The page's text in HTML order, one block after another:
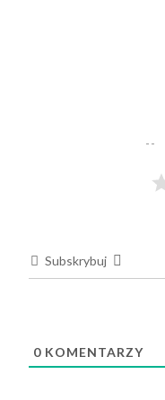
Subskrybuj
0 KOMENTARZY